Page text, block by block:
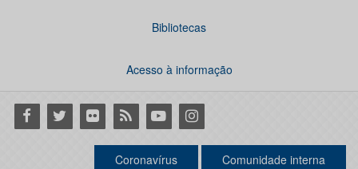
Bibliotecas
Acesso à informação
Facebook
Twitter Flickr RSS YoutubeInstagram
Coronavírus Comunidade interna